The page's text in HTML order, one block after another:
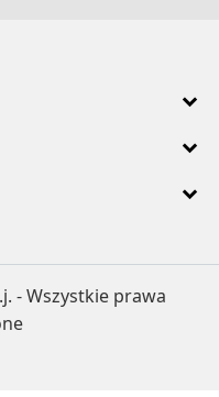
- Wszystkie prawa